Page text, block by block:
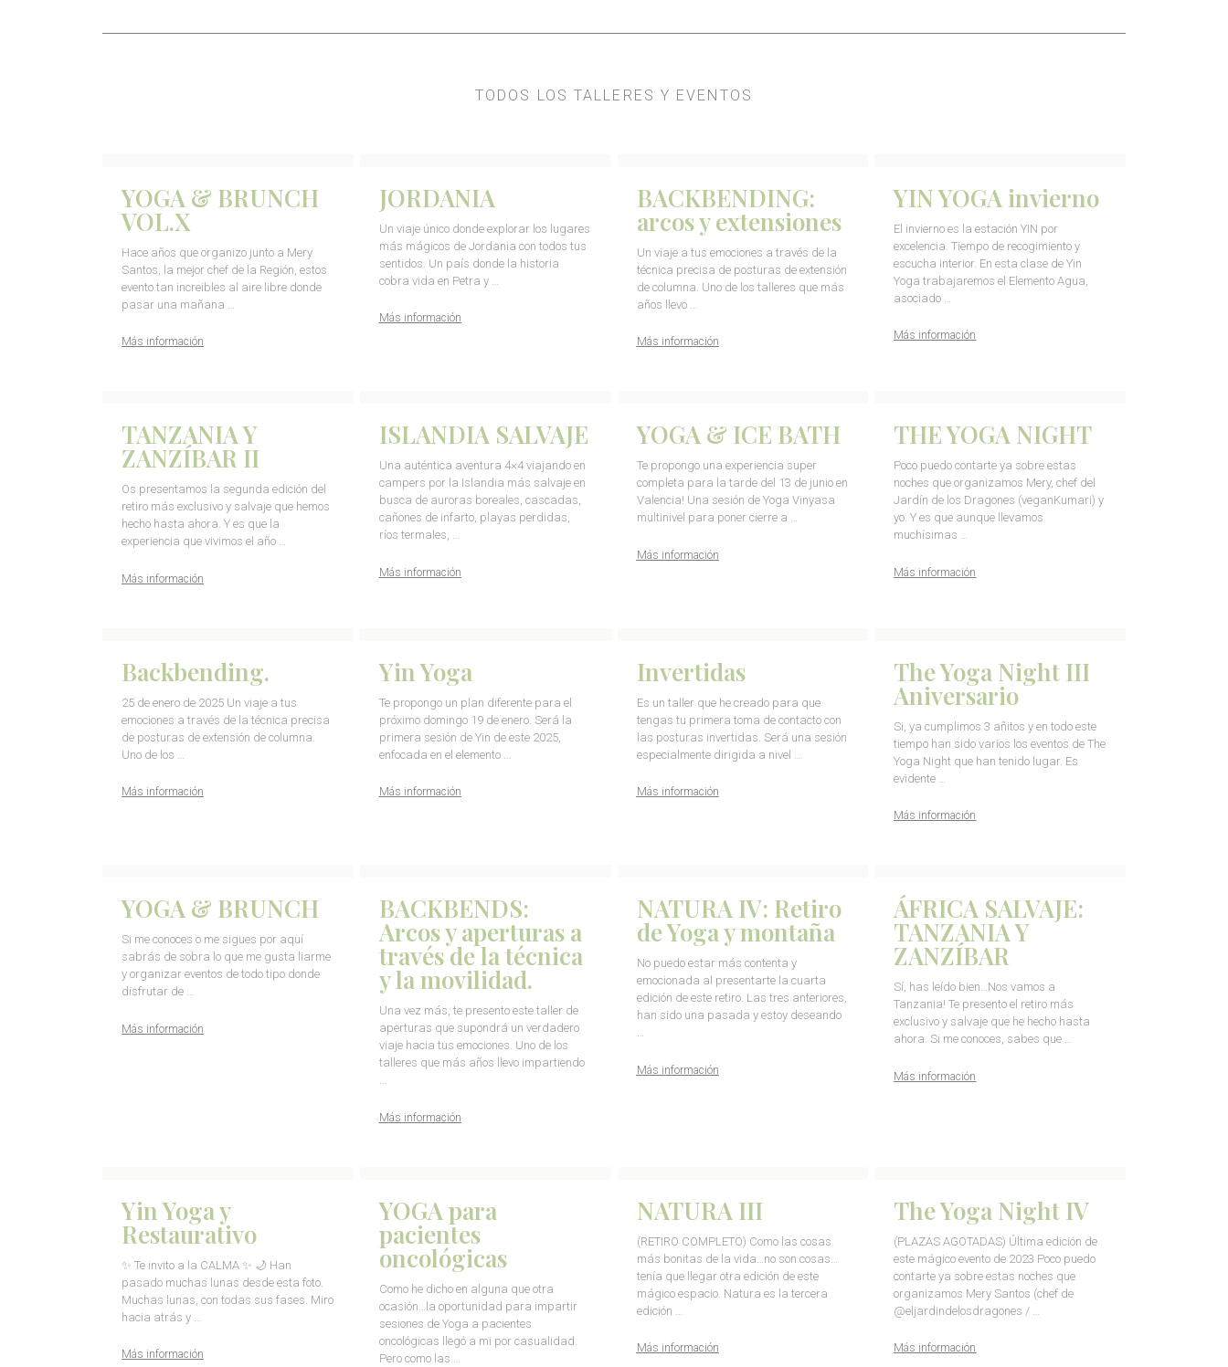
TODOS LOS TALLERES Y EVENTOS
YOGA & BRUNCH
VOL.X
Hace años que organizo junto a Mery
Santos, la mejor chef de la Región, estos
evento tan increibles al aire libre donde
pasar una mañana …
Más información
JORDANIA
Un viaje único donde explorar los lugares
más mágicos de Jordania con todos tus
sentidos. Un país donde la historia
cobra vida en Petra y …
Más información
BACKBENDING:
arcos y extensiones
Un viaje a tus emociones a través de la
técnica precisa de posturas de extensión
de columna. Uno de los talleres que más
años llevo …
Más información
YIN YOGA invierno
El invierno es la estación YIN por
excelencia. Tiempo de recogimiento y
escucha interior. En esta clase de Yin
Yoga trabajaremos el Elemento Agua,
asociado …
Más información
TANZANIA Y
ZANZÍBAR II
Os presentamos la segunda edición del
retiro más exclusivo y salvaje que hemos
hecho hasta ahora. Y es que la
experiencia que vivimos el año …
Más información
ISLANDIA SALVAJE
Una auténtica aventura 4×4 viajando en
campers por la Islandia más salvaje en
busca de auroras boreales, cascadas,
cañones de infarto, playas perdidas,
ríos termales, …
Más información
YOGA & ICE BATH
Te propongo una experiencia super
completa para la tarde del 13 de junio en
Valencia! Una sesión de Yoga Vinyasa
multinivel para poner cierre a …
Más información
THE YOGA NIGHT
Poco puedo contarte ya sobre estas
noches que organizamos Mery, chef del
Jardín de los Dragones (veganKumari) y
yo. Y es que aunque llevamos
muchísimas …
Más información
Backbending.
25 de enero de 2025 Un viaje a tus
emociones a través de la técnica precisa
de posturas de extensión de columna.
Uno de los …
Más información
Yin Yoga
Te propongo un plan diferente para el
próximo domingo 19 de enero. Será la
primera sesión de Yin de este 2025,
enfocada en el elemento …
Más información
Invertidas
Es un taller que he creado para que
tengas tu primera toma de contacto con
las posturas invertidas. Será una sesión
especialmente dirigida a nivel …
Más información
The Yoga Night III
Aniversario
Si, ya cumplimos 3 añitos y en todo este
tiempo han sido varios los eventos de The
Yoga Night que han tenido lugar. Es
evidente …
Más información
YOGA & BRUNCH
Si me conoces o me sigues por aquí
sabrás de sobra lo que me gusta liarme
y organizar eventos de todo tipo donde
disfrutar de …
Más información
BACKBENDS:
Arcos y aperturas a
través de la técnica
y la movilidad.
Una vez más, te presento este taller de
aperturas que supondrá un verdadero
viaje hacia tus emociones. Uno de los
talleres que más años llevo impartiendo
…
Más información
NATURA IV: Retiro
de Yoga y montaña
No puedo estar más contenta y
emocionada al presentarte la cuarta
edición de este retiro. Las tres anteriores,
han sido una pasada y estoy deseando
…
Más información
ÁFRICA SALVAJE:
TANZANIA Y
ZANZÍBAR
Sí, has leído bien…Nos vamos a
Tanzania! Te presento el retiro más
exclusivo y salvaje que he hecho hasta
ahora. Si me conoces, sabes que …
Más información
Yin Yoga y
Restaurativo
✨ Te invito a la CALMA ✨ 🌙 Han
pasado muchas lunas desde esta foto.
Muchas lunas, con todas sus fases. Miro
hacia atrás y …
Más información
YOGA para
pacientes
oncológicas
Como he dicho en alguna que otra
ocasión…la oportunidad para impartir
sesiones de Yoga a pacientes
oncológicas llegó a mi por casualidad.
Pero como las …
NATURA III
(RETIRO COMPLETO) Como las cosas
más bonitas de la vida…no son cosas…
tenía que llegar otra edición de este
mágico espacio. Natura es la tercera
edición …
Más información
The Yoga Night IV
(PLAZAS AGOTADAS) Última edición de
este mágico evento de 2023 Poco puedo
contarte ya sobre estas noches que
organizamos Mery Santos (chef de
@eljardindelosdragones / …
Más información